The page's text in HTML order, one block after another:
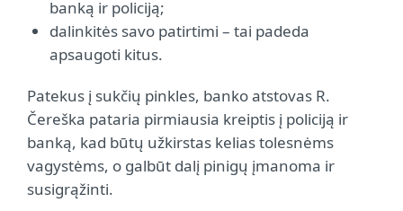
banką ir policiją;
dalinkitės savo patirtimi – tai padeda
apsaugoti kitus.
Patekus į sukčių pinkles, banko atstovas R.
Čereška pataria pirmiausia kreiptis į policiją ir
banką, kad būtų užkirstas kelias tolesnėms
vagystėms, o galbūt dalį pinigų įmanoma ir
susigrąžinti.